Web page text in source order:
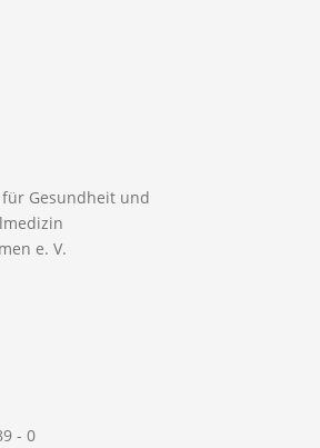
Gesundheit und
e. V.
- 0